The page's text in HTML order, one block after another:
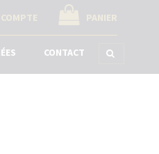
PANIER
COMPTE
CONTACT